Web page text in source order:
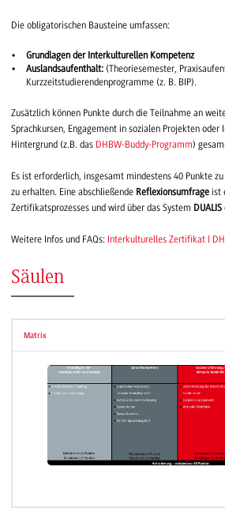
Die obligatorischen Bausteine umfassen:
Grundlagen der Interkulturellen Kompetenz
Auslandsaufenthalt: (Theoriesemester,
Kurzzeitstudierendenprogramme (z. B. BIP).
Zusätzlich können Punkte durch die Teilnahme an
Sprachkursen, Engagement in sozialen Projekten
Hintergrund (z.B. das DHBW-Buddy-Programm)
Es ist erforderlich, insgesamt mindestens 40 Punkte
zu erhalten. Eine abschließende Reflexionsumfrage ist
Zertifikatsprozesses und wird über das System DUALIS
Weitere Infos und FAQs: Interkulturelles Zertifikat |
Säulen
Matrix